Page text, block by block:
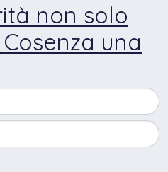
non solo
una